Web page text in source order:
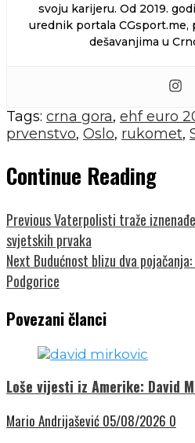
svoju karijeru. Od 2019.
urednik portala
dešavanjima u
Tags: crna gora, ehf euro
prvenstvo, Oslo, rukomet,
Continue Reading
PreviousVaterpolisti traže
svjetskih prvaka
Next Budućnost blizu dva
Podgorice
Povezani članci
Loše vijesti iz Amerike: David
Mario Andrijašević 05/08/2026 0